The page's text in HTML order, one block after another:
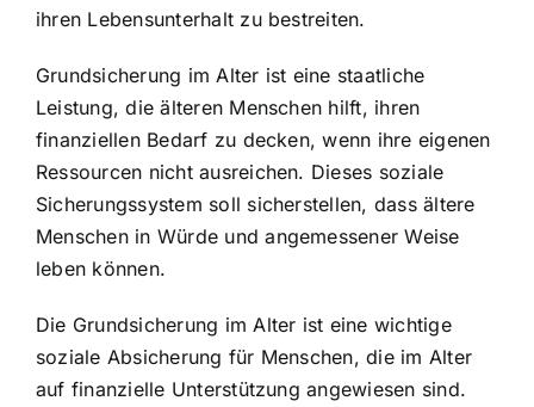
ihren Lebensunterhalt zu bestreiten.
Grundsicherung im Alter ist eine staatliche
Leistung, die älteren Menschen hilft, ihren
finanziellen Bedarf zu decken, wenn ihre eigenen
Ressourcen nicht ausreichen. Dieses soziale
Sicherungssystem soll sicherstellen, dass ältere
Menschen in Würde und angemessener Weise
leben können.
Die Grundsicherung im Alter ist eine wichtige
soziale Absicherung für Menschen, die im Alter
auf finanzielle Unterstützung angewiesen sind.